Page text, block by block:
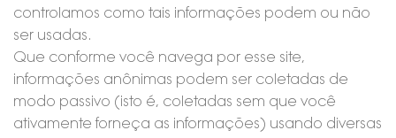
controlamos como tais informações podem ou não
ser usadas.
Que conforme você navega por esse site,
informações anônimas podem ser coletadas de
modo passivo (isto é, coletadas sem que você
ativamente forneça as informações) usando diversas